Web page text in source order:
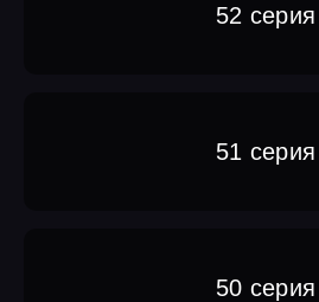
52 серия
51 серия
50 серия